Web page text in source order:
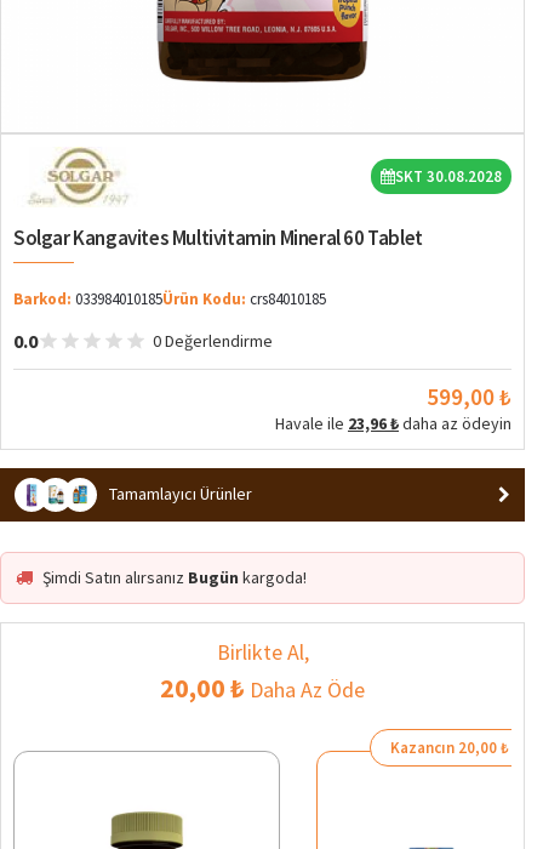
SKT 30.08.2028
Solgar Kangavites Multivitamin Mineral 60 Tablet
Barkod: 033984010185Ürün Kodu: crs84010185
0.0 0 Değerlendirme
599,00 ₺
Havale ile 23,96 ₺daha az ödeyin
Tamamlayıcı Ürünler
Şimdi Satın alırsanız Bugün kargoda!
Birlikte Al,
20,00 ₺ Daha Az Öde
Kazancın 20,00 ₺